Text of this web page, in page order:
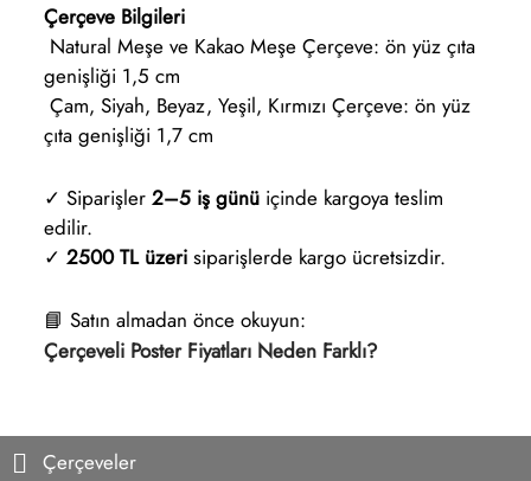
Çerçeve Bilgileri
Natural Meşe ve Kakao Meşe Çerçeve: ön yüz çıta
genişliği 1,5 cm
Çam, Siyah, Beyaz, Yeşil, Kırmızı Çerçeve: ön yüz
çıta genişliği 1,7 cm
✓ Siparişler 2–5 iş günü içinde kargoya teslim
edilir.
✓ 2500 TL üzeri siparişlerde kargo ücretsizdir.
📘 Satın almadan önce okuyun:
Çerçeveli Poster Fiyatları Neden Farklı?
Çerçeveler